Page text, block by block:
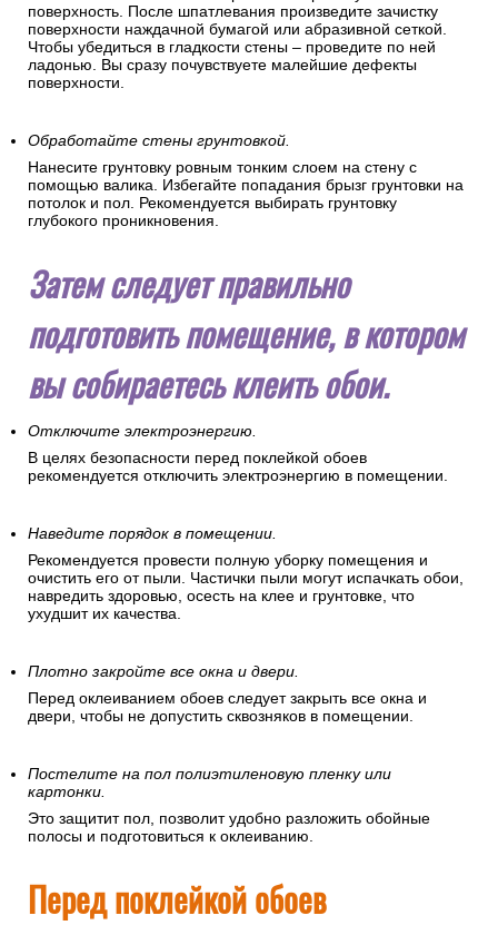
поверхность. После шпатлевания произведите зачистку
поверхности наждачной бумагой или абразивной сеткой.
Чтобы убедиться в гладкости стены – проведите по ней
ладонью. Вы сразу почувствуете малейшие дефекты
поверхности.
Обработайте стены грунтовкой.
Нанесите грунтовку ровным тонким слоем на стену с
помощью валика. Избегайте попадания брызг грунтовки на
потолок и пол. Рекомендуется выбирать грунтовку
глубокого проникновения.
Затем следует правильно
подготовить помещение, в котором
вы собираетесь клеить обои.
Отключите электроэнергию.
В целях безопасности перед поклейкой обоев
рекомендуется отключить электроэнергию в помещении.
Наведите порядок в помещении.
Рекомендуется провести полную уборку помещения и
очистить его от пыли. Частички пыли могут испачкать обои,
навредить здоровью, осесть на клее и грунтовке, что
ухудшит их качества.
Плотно закройте все окна и двери.
Перед оклеиванием обоев следует закрыть все окна и
двери, чтобы не допустить сквозняков в помещении.
Постелите на пол полиэтиленовую пленку или
картонки.
Это защитит пол, позволит удобно разложить обойные
полосы и подготовиться к оклеиванию.
Перед поклейкой обоев